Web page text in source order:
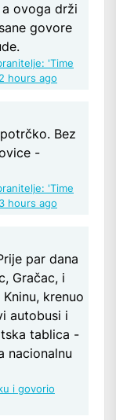
ovoga drži
govore
'Time
hours ago
Bez
-
'Time
hours ago
par dana
Gračac, i
krenuo
autobusi i
tablica -
nacionalnu
i govorio